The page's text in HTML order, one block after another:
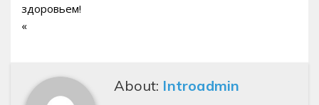
здоровьем!
«
About: Introadmin